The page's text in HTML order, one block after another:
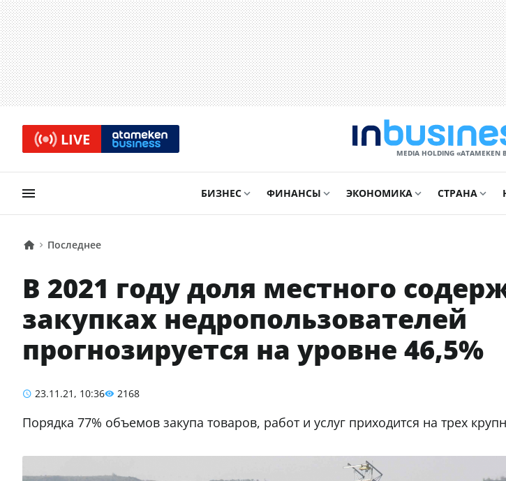
LIVE
MEDIA HOLDING «ATAMEKЕN
БИЗНЕС ФИНАНСЫ ЭКОНОМИКА СТРАНА
Последнее
В 2021 году доля местного
закупках недропользователей
прогнозируется на уровне 46,5%
23.11.21, 10:36 2168
Порядка 77% объемов закупа товаров, работ и услуг приходится на трех